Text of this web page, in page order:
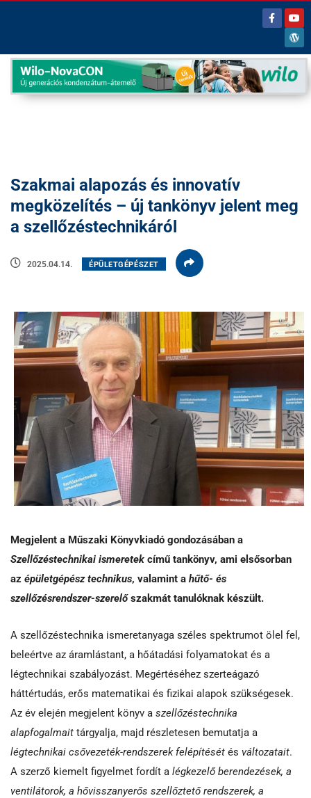
Szakmai alapozás és innovatív
megközelítés – új tankönyv jelent meg
a szellőzéstechnikáról
2025.04.14. ÉPÜLETGÉPÉSZET
Megjelent a Műszaki Könyvkiadó gondozásában a
Szellőzéstechnikai ismeretek című tankönyv, ami elsősorban
az épületgépész technikus, valamint a hűtő- és
szellőzésrendszer-szerelőszakmát tanulóknak készült.
A szellőzéstechnika ismeretanyaga széles spektrumot ölel fel,
beleértve az áramlástant, a hőátadási folyamatokat és a
légtechnikai szabályozást. Megértéséhez szerteágazó
háttértudás, erős matematikai és fizikai alapok szükségesek.
Az év elején megjelent könyv a szellőzéstechnika
alapfogalmait tárgyalja, majd részletesen bemutatja a
légtechnikai csővezeték-rendszerek felépítését és változatait.
A szerző kiemelt figyelmet fordít a légkezelő berendezések, a
ventilátorok, a hővisszanyerős szellőztető rendszerek, a